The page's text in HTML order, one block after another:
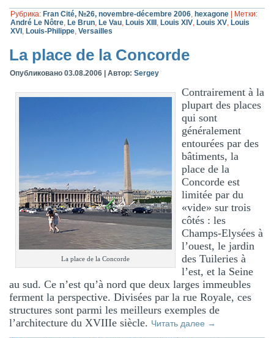
Рубрика: Fran Cité, №26, novembre-décembre 2006, hexagone
Метки:
André Le Nôtre, Le Brun, Le Vau, Louis XIII , Louis XIV, Louis XV, Louis
XVI , Louis-Philippe,Versailles
La place de la Concorde
Опубликовано 03.08.2006 |Автор: Sergey
La place de la Concorde
Contrairement à la
plupart des places
qui sont
généralement
entourées par des
bâtiments, la
place de la
Concorde est
limitée par du
«vide» sur trois
côtés : les
Champs-Elysées à
l’ouest, le jardin
des Tuileries à
l’est, et la Seine
au sud. Ce n’est qu’à nord que deux larges immeubles
ferment la perspective. Divisées par la rue Royale, ces
structures sont parmi les meilleurs exemples de
l’architecture du XVIIIe siècle. Читать далее →